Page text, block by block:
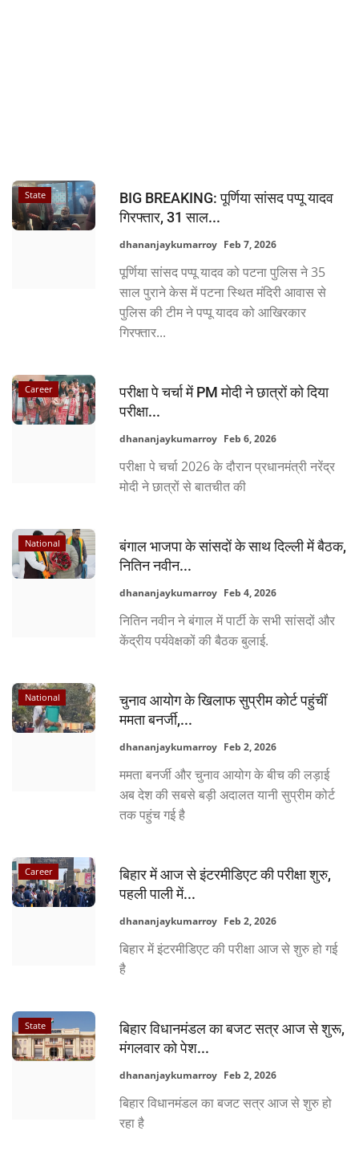
State
BIG BREAKING: पूर्णिया सांसद पप्पू यादव
गिरफ्तार, 31 साल...
dhananjaykumarroy Feb 7, 2026
पूर्णिया सांसद पप्पू यादव को पटना पुलिस ने 35
साल पुराने केस में पटना स्थित मंदिरी आवास से
पुलिस की टीम ने पप्पू यादव को आखिरकार
गिरफ्तार...
Career
परीक्षा पे चर्चा में PM मोदी ने छात्रों को दिया
परीक्षा...
dhananjaykumarroy Feb 6, 2026
परीक्षा पे चर्चा 2026 के दौरान प्रधानमंत्री नरेंद्र
मोदी ने छात्रों से बातचीत की
National
बंगाल भाजपा के सांसदों के साथ दिल्ली में बैठक,
नितिन नवीन...
dhananjaykumarroy Feb 4, 2026
नितिन नवीन ने बंगाल में पार्टी के सभी सांसदों और
केंद्रीय पर्यवेक्षकों की बैठक बुलाई.
National
चुनाव आयोग के खिलाफ सुप्रीम कोर्ट पहुंचीं
ममता बनर्जी,...
dhananjaykumarroy Feb 2, 2026
ममता बनर्जी और चुनाव आयोग के बीच की लड़ाई
अब देश की सबसे बड़ी अदालत यानी सुप्रीम कोर्ट
तक पहुंच गई है
Career
बिहार में आज से इंटरमीडिएट की परीक्षा शुरु,
पहली पाली में...
dhananjaykumarroy Feb 2, 2026
बिहार में इंटरमीडिएट की परीक्षा आज से शुरु हो गई
है
State
बिहार विधानमंडल का बजट सत्र आज से शुरू,
मंगलवार को पेश...
dhananjaykumarroy Feb 2, 2026
बिहार विधानमंडल का बजट सत्र आज से शुरु हो
रहा है